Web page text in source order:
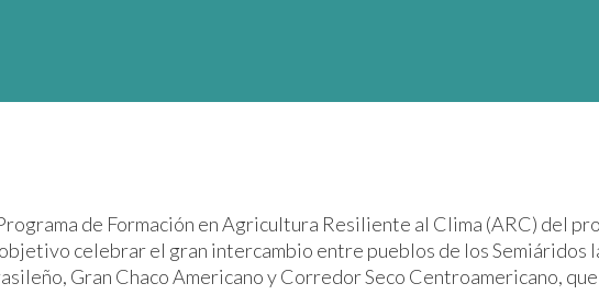
de Formación en Agricultura Resiliente al Clima (ARC) del
celebrar el gran intercambio entre pueblos de los
Gran Chaco Americano y Corredor Seco Centroamericano,